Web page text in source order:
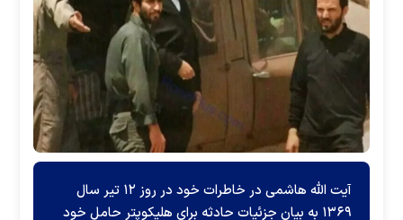
آیت الله هاشمی در خاطرات خود در روز ۱۲ تیر سال
۱۳۶۹ به بیان جزئیات حادثه برای هلیکوپتر حامل خود